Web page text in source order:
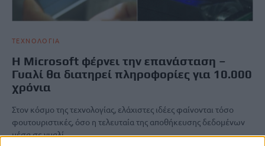
ΤΕΧΝΟΛΟΓΙΑ
Η Microsoft φέρνει την επανάσταση –
Γυαλί θα διατηρεί πληροφορίες για 10.000
χρόνια
Στον κόσμο της τεχνολογίας, ελάχιστες ιδέες φαίνονται τόσο
φουτουριστικές, όσο η τελευταία της αποθήκευσης δεδομένων
μέσα σε γυαλί…